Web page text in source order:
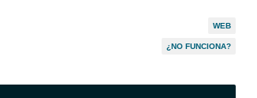
WEB
¿NO FUNCIONA?